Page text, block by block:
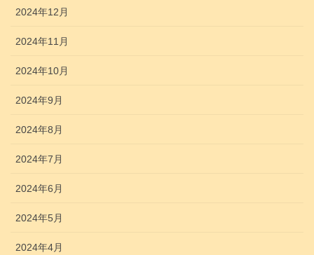
2024年12月
2024年11月
2024年10月
2024年9月
2024年8月
2024年7月
2024年6月
2024年5月
2024年4月